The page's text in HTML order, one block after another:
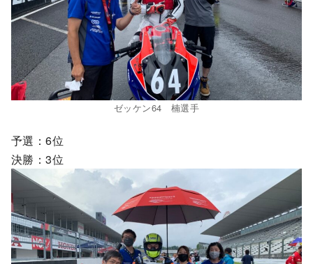
ゼッケン64 楠選手
予選：6位
決勝：3位